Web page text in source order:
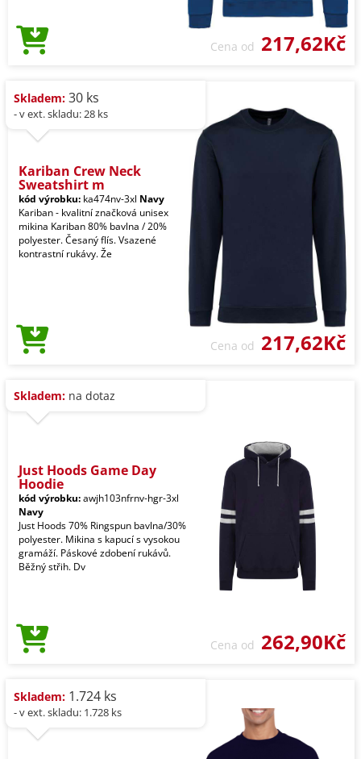
Cena od 217,62Kč
Skladem: 30 ks
- v ext. skladu: 28 ks
Kariban Crew Neck
Sweatshirt m
kód výrobku: ka474nv-3xl Navy
Kariban - kvalitní značková unisex
mikina Kariban 80% bavlna / 20%
polyester. Česaný flís. Vsazené
kontrastní rukávy. Že
Cena od 217,62Kč
Skladem: na dotaz
Just Hoods Game Day
Hoodie
kód výrobku:awjh103nfrnv-hgr-3xl
Navy
Just Hoods 70% Ringspun bavlna/30%
polyester. Mikina s kapucí s vysokou
gramáží. Páskové zdobení rukávů.
Běžný střih. Dv
Cena od 262,90Kč
Skladem: 1.724 ks
- v ext. skladu: 1.728 ks